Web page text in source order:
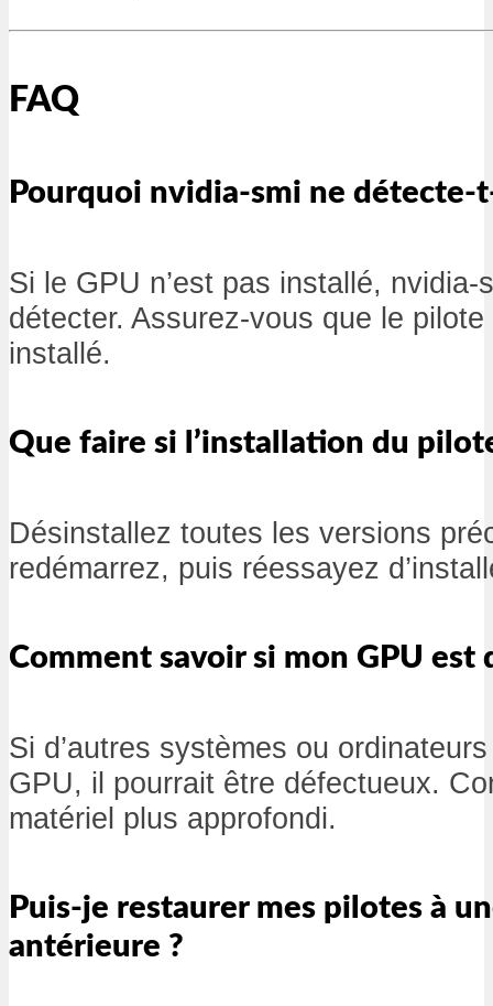
FAQ
Pourquoi nvidia-smi ne détecte-
Si le GPU n’est pas installé,
détecter. Assurez-vous que le
installé.
Que faire si l’installation du
Désinstallez toutes les versions
redémarrez, puis réessayez
Comment savoir si mon GPU est
Si d’autres systèmes ou
GPU, il pourrait être défectueux.
matériel plus approfondi.
Puis-je restaurer mes pilotes à
antérieure ?